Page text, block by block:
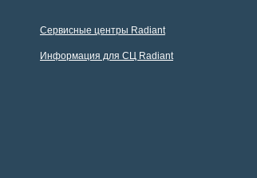
Сервисные центры Radiant
Информация для СЦ Radiant